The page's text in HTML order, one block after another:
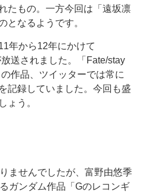
たもの。一方今回は「遠坂凛
となるようです。
年から12年にかけて
送されました。「Fate/stay
作品、ツイッターでは常に
記録していました。今回も盛
ょう。
ませんでしたが、富野由悠季
ガンダム作品「Gのレコンギ